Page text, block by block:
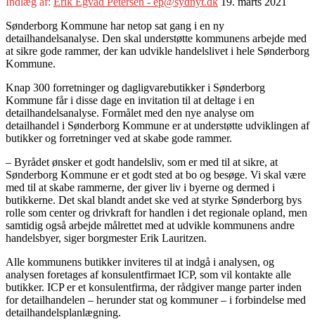
Sønderborg Kommune har netop sat gang i en ny
detailhandelsanalyse. Den skal understøtte kommunens arbejde med
at sikre gode rammer, der kan udvikle handelslivet i hele Sønderborg
Kommune.
Knap 300 forretninger og dagligvarebutikker i Sønderborg
Kommune får i disse dage en invitation til at deltage i en
detailhandelsanalyse. Formålet med den nye analyse om
detailhandel i Sønderborg Kommune er at understøtte udviklingen af
butikker og forretninger ved at skabe gode rammer.
– Byrådet ønsker et godt handelsliv, som er med til at sikre, at
Sønderborg Kommune er et godt sted at bo og besøge. Vi skal være
med til at skabe rammerne, der giver liv i byerne og dermed i
butikkerne. Det skal blandt andet ske ved at styrke Sønderborg bys
rolle som center og drivkraft for handlen i det regionale opland, men
samtidig også arbejde målrettet med at udvikle kommunens andre
handelsbyer, siger borgmester Erik Lauritzen.
Alle kommunens butikker inviteres til at indgå i analysen, og
analysen foretages af konsulentfirmaet ICP, som vil kontakte alle
butikker. ICP er et konsulentfirma, der rådgiver mange parter inden
for detailhandelen – herunder stat og kommuner – i forbindelse med
detailhandelsplanlægning.